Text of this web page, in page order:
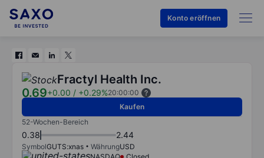
Konto eröffnen
Fractyl Health Inc.
0.69+0.00 / +0.29%20:00:00
Kaufen
52-Wochen-Bereich
0.38 2.44
SymbolGUTS:xnas WährungUSD